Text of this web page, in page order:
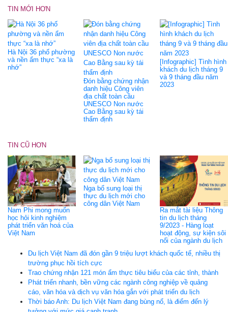
TIN MỚI HƠN
Hà Nội 36 phố phường
và nền ẩm thực “xa là
nhớ”
Đón bằng chứng nhận
danh hiệu Công viên
địa chất toàn cầu
UNESCO Non nước
Cao Bằng sau kỳ tái
thẩm định
[Infographic] Tình hình
khách du lịch tháng 9
và 9 tháng đầu năm
2023
TIN CŨ HƠN
Nam Phi mong muốn
học hỏi kinh nghiệm
phát triển văn hoá của
Việt Nam
Nga bổ sung loại thị
thực du lịch mới cho
công dân Việt Nam
Ra mắt tài liệu Thông
tin du lịch tháng
9/2023 - Hàng loạt
hoạt động, sự kiện sôi
nổi của ngành du lịch
Du lịch Việt Nam đã đón gần 9 triệu lượt khách quốc tế, nhiều thị
trường phục hồi tích cực
Trao chứng nhận 121 món ẩm thực tiêu biểu của các tỉnh, thành
Phát triển nhanh, bền vững các ngành công nghiệp về quảng
cáo, văn hóa và dịch vụ văn hóa gắn với phát triển du lịch
Thời báo Anh: Du lịch Việt Nam đang bùng nổ, là điểm đến lý